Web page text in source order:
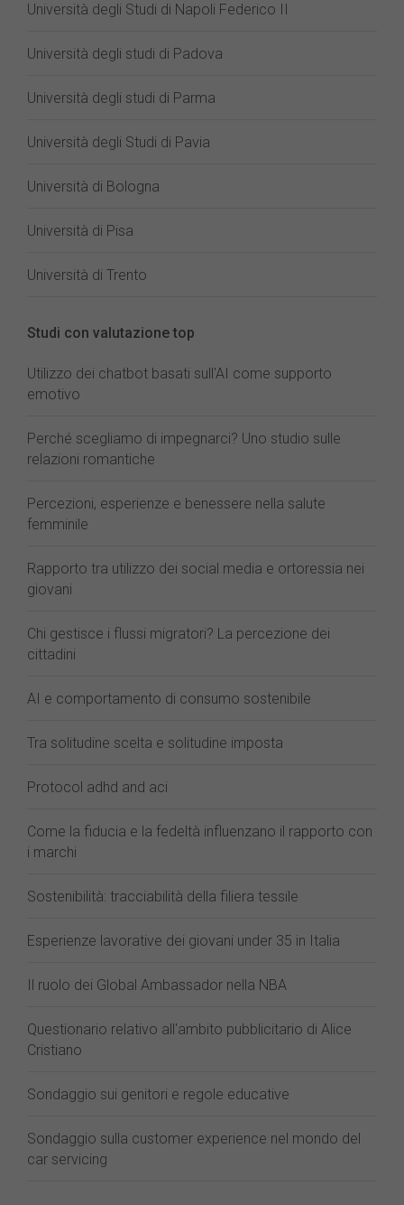
Università degli Studi di Napoli Federico II
Università degli studi di Padova
Università degli studi di Parma
Università degli Studi di Pavia
Università di Bologna
Università di Pisa
Università di Trento
Studi con valutazione top
Utilizzo dei chatbot basati sull'AI come supporto
emotivo
Perché scegliamo di impegnarci? Uno studio sulle
relazioni romantiche
Percezioni, esperienze e benessere nella salute
femminile
Rapporto tra utilizzo dei social media e ortoressia nei
giovani
Chi gestisce i flussi migratori? La percezione dei
cittadini
AI e comportamento di consumo sostenibile
Tra solitudine scelta e solitudine imposta
Protocol adhd and aci
Come la fiducia e la fedeltà influenzano il rapporto con
i marchi
Sostenibilità: tracciabilità della filiera tessile
Esperienze lavorative dei giovani under 35 in Italia
Il ruolo dei Global Ambassador nella NBA
Questionario relativo all'ambito pubblicitario di Alice
Cristiano
Sondaggio sui genitori e regole educative
Sondaggio sulla customer experience nel mondo del
car servicing